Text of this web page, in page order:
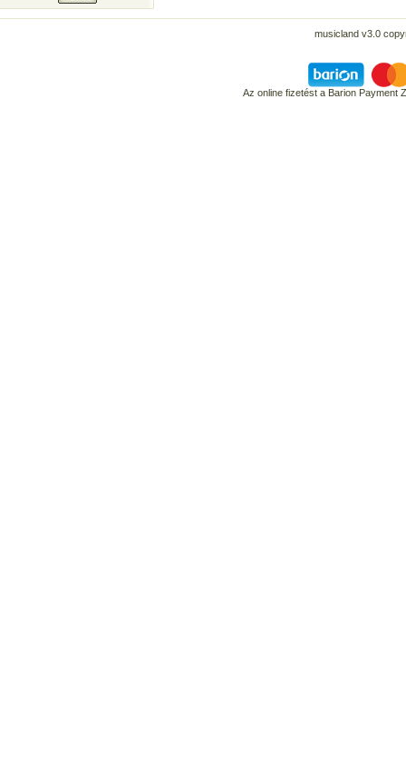
musicland v3.0
Az online fizetést a Barion Payment